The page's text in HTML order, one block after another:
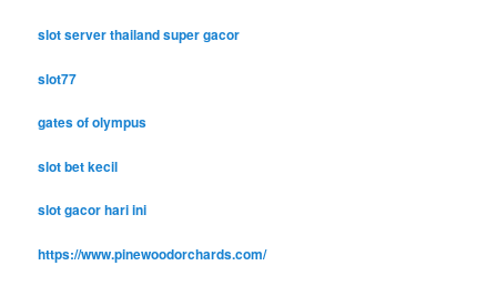
slot server thailand super gacor
slot77
gates of olympus
slot bet kecil
slot gacor hari ini
https://www.pinewoodorchards.com/